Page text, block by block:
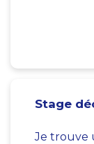
Stage
Je trouve